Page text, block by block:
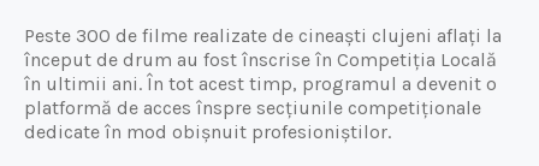
Peste 300 de filme realizate de cineaști clujeni aflați la
început de drum au fost înscrise în Competiția Locală
în ultimii ani. În tot acest timp, programul a devenit o
platformă de acces înspre secțiunile competiționale
dedicate în mod obișnuit profesioniștilor.